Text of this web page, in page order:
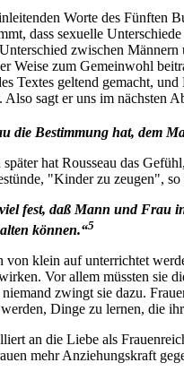
Worte des Fünften
dass sexuelle
zwischen
Weise zum Gemeinwohl
Textes geltend gemacht,
Also sagt er uns im nächsten
die Bestimmung hat, dem
später hat Rousseau das
"Kinder zu zeugen", so
fest, daß Mann und Frau
können.“5
von klein auf unterrichtet
Vor allem müssten sie
niemand zwingt sie dazu.
Dinge zu lernen, die
an die Liebe als
mehr Anziehungskraft